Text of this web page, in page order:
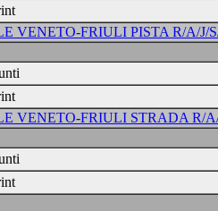
VENETO-FRIULI PISTA R/A/J/
VENETO-FRIULI STRADA R/